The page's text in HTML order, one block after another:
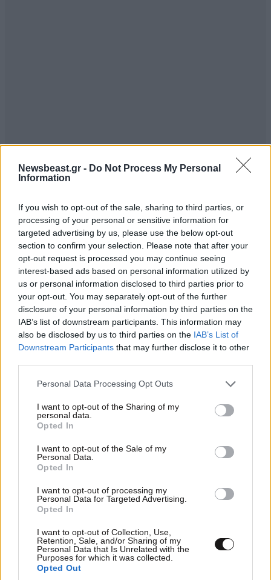
Newsbeast.gr - Do Not Process My Personal
Information
If you wish to opt-out of the sale, sharing to third parties, or
processing of your personal or sensitive information for
targeted advertising by us, please use the below opt-out
section to confirm your selection. Please note that after your
opt-out request is processed you may continue seeing
interest-based ads based on personal information utilized by
us or personal information disclosed to third parties prior to
your opt-out. You may separately opt-out of the further
disclosure of your personal information by third parties on the
IAB’s list of downstream participants. This information may
also be disclosed by us to third parties on the IAB’s List of
Downstream Participants that may further disclose it to other
Please note that this website/app uses one or more Google
not limited to your visit or usage behaviour. You may click to
grant or deny consent to Google and its third-party tags to
use your data for below specified purposes in below Google
consent section.
Personal Data Processing Opt Outs
I want to opt-out of the Sharing of my
personal data.
Opted In
I want to opt-out of the Sale of my
Personal Data.
Opted In
I want to opt-out of processing my
Personal Data for Targeted Advertising.
Opted In
I want to opt-out of Collection, Use,
Retention, Sale, and/or Sharing of my
Personal Data that Is Unrelated with the
Purposes for which it was collected.
Opted Out